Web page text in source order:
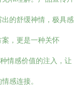
的舒缓神情，极具感
，更是一种关怀
情感价值的注入，让
感连接。